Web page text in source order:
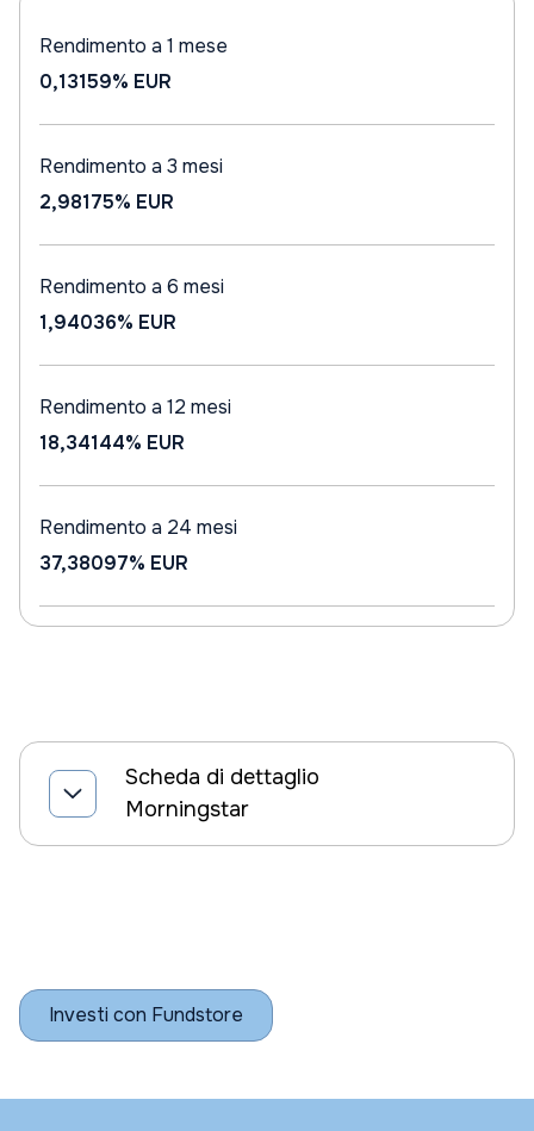
Rendimento a 1 mese
0,13159% EUR
Rendimento a 3 mesi
2,98175% EUR
Rendimento a 6 mesi
1,94036% EUR
Rendimento a 12 mesi
18,34144% EUR
Rendimento a 24 mesi
37,38097% EUR
Scheda di dettaglio
Morningstar
Investi con Fundstore